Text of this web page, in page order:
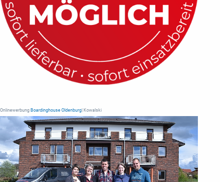
Onlinewerbung Boardinghouse Oldenburg | Kowalski